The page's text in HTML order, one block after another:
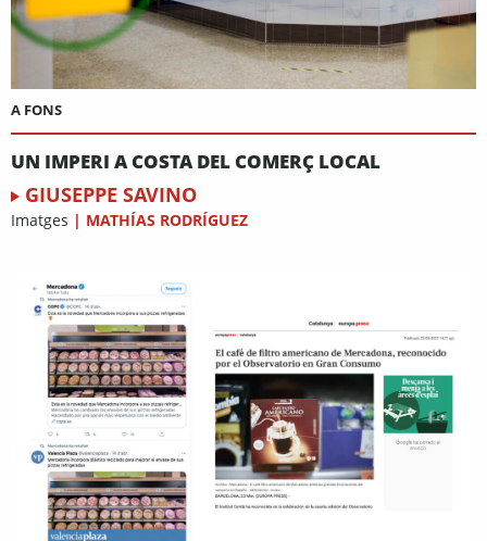
A FONS
UN IMPERI A COSTA DEL COMERÇ LOCAL
GIUSEPPE SAVINO
Imatges | MATHÍAS RODRÍGUEZ